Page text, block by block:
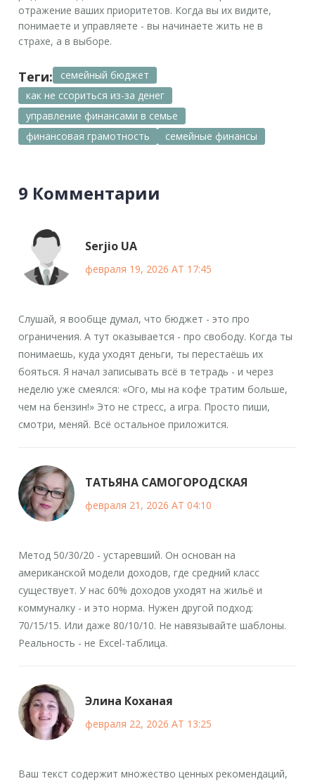
отражение ваших приоритетов. Когда вы их видите,
понимаете и управляете - вы начинаете жить не в
страхе, а в выборе.
Теги:
семейный бюджет
как не ссориться из-за денег
управление финансами в семье
финансовая грамотность
семейные финансы
9 Комментарии
Serjio UA
февраля 19, 2026 AT 17:45
Слушай, я вообще думал, что бюджет - это про
ограничения. А тут оказывается - про свободу. Когда ты
понимаешь, куда уходят деньги, ты перестаёшь их
бояться. Я начал записывать всё в тетрадь - и через
неделю уже смеялся: «Ого, мы на кофе тратим больше,
чем на бензин!» Это не стресс, а игра. Просто пиши,
смотри, меняй. Всё остальное приложится.
ТАТЬЯНА САМОГОРОДСКАЯ
февраля 21, 2026 AT 04:10
Метод 50/30/20 - устаревший. Он основан на
американской модели доходов, где средний класс
существует. У нас 60% доходов уходят на жильё и
коммуналку - и это норма. Нужен другой подход:
70/15/15. Или даже 80/10/10. Не навязывайте шаблоны.
Реальность - не Excel-таблица.
Элина Коханая
февраля 22, 2026 AT 13:25
Ваш текст содержит множество ценных рекомендаций,